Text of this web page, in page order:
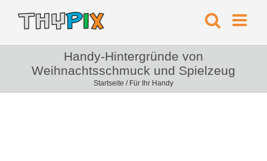
Handy-Hintergründe von
Weihnachtsschmuck und Spielzeug
Startseite / Für Ihr Handy